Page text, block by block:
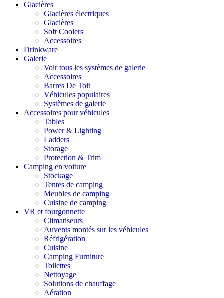
Glacières
Glacières électriques
Glacières
Soft Coolers
Accessoires
Drinkware
Galerie
Voir tous les systèmes de galerie
Accessoires
Barres De Toit
Véhicules populaires
Systèmes de galerie
Accessoires pour véhicules
Tables
Power & Lighting
Ladders
Storage
Protection & Trim
Camping en voiture
Stockage
Tentes de camping
Meubles de camping
Cuisine de camping
VR et fourgonnette
Climatiseurs
Auvents montés sur les véhicules
Réfrigération
Cuisine
Camping Furniture
Toilettes
Nettoyage
Solutions de chauffage
Aération